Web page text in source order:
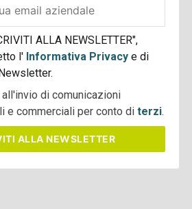
ALLA NEWSLETTER",
l' Informativa Privacye di
di comunicazioni
e commerciali per conto diterzi.
ALLA NEWSLETTER